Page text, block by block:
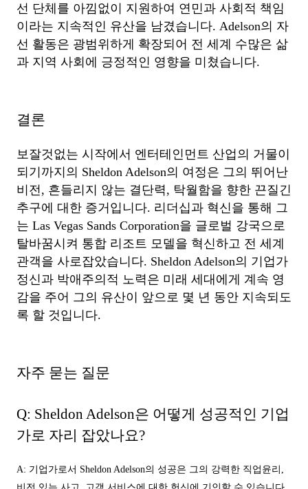
선 단체를 아낌없이 지원하여 연민과 사회적 책임
이라는 지속적인 유산을 남겼습니다. Adelson의 자
선 활동은 광범위하게 확장되어 전 세계 수많은 삶
과 지역 사회에 긍정적인 영향을 미쳤습니다.
결론
보잘것없는 시작에서 엔터테인먼트 산업의 거물이
되기까지의 Sheldon Adelson의 여정은 그의 뛰어난
비전, 흔들리지 않는 결단력, 탁월함을 향한 끈질긴
추구에 대한 증거입니다. 리더십과 혁신을 통해 그
는 Las Vegas Sands Corporation을 글로벌 강국으로
탈바꿈시켜 통합 리조트 모델을 혁신하고 전 세계
관객을 사로잡았습니다. Sheldon Adelson의 기업가
정신과 박애주의적 노력은 미래 세대에게 계속 영
감을 주어 그의 유산이 앞으로 몇 년 동안 지속되도
록 할 것입니다.
자주 묻는 질문
Q: Sheldon Adelson은 어떻게 성공적인 기업
가로 자리 잡았나요?
A: 기업가로서 Sheldon Adelson의 성공은 그의 강력한 직업윤리,